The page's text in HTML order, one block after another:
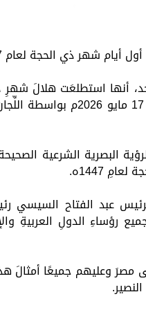
شهر ذي الحجة لعام 1447 هجرية.
يوم الأحد 29 من ذي القعدة،
البصرية الشرعية
1447ه.
عبد الفتاح السيسي
رؤساءِ الدولِ العربيةِ
وعليهم جميعًا أمثالَ هذه
دي سياسة